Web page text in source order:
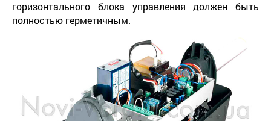
горизонтального блока управления должен быть
полностью герметичным.